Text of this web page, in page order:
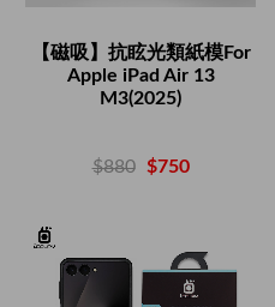
【磁吸】抗眩光類紙模For
Apple iPad Air 13
M3(2025)
$880 $750